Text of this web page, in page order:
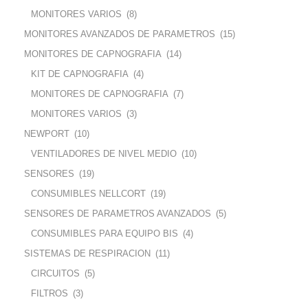
MONITORES VARIOS (8)
MONITORES AVANZADOS DE PARAMETROS (15)
MONITORES DE CAPNOGRAFIA (14)
KIT DE CAPNOGRAFIA (4)
MONITORES DE CAPNOGRAFIA (7)
MONITORES VARIOS (3)
NEWPORT (10)
VENTILADORES DE NIVEL MEDIO (10)
SENSORES (19)
CONSUMIBLES NELLCORT (19)
SENSORES DE PARAMETROS AVANZADOS (5)
CONSUMIBLES PARA EQUIPO BIS (4)
SISTEMAS DE RESPIRACION
(11)
CIRCUITOS (5)
FILTROS (3)